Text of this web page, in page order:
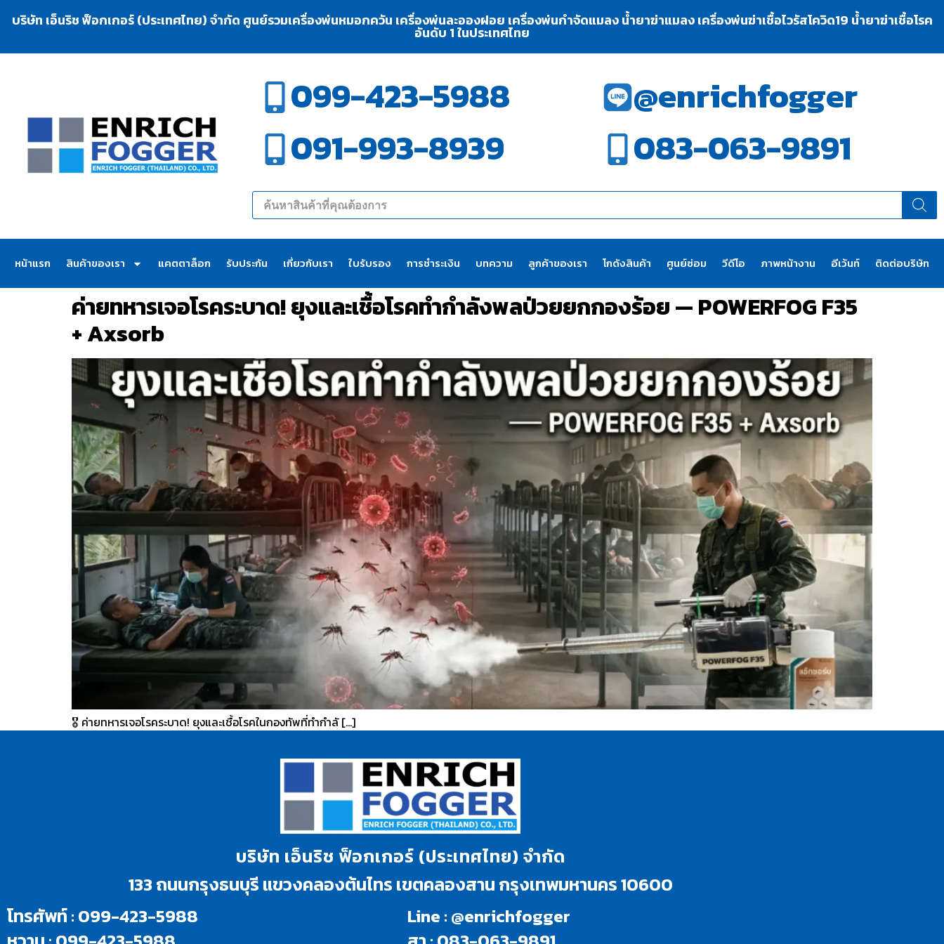
บริษัท เอ็นริช ฟ็อกเกอร์ (ประเทศไทย) จำกัด ศูนย์รวมเครื่องพ่นหมอกควัน เครื่องพ่นละอองฝอย เครื่องพ่นกำจัดแมลง น้ำยาฆ่าแมลง เครื่องพ่นฆ่าเชื้อไวรัสโควิด19 น้ำยาฆ่าเชื้อโรค
อันดับ 1 ในประเทศไทย
099-423-5988
091-993-8939
@enrichfogger
083-063-9891
หน้าแรก สินค้าของเรา แคตตาล็อก รับประกัน เกี่ยวกับเรา ใบรับรอง การชำระเงิน บทความ ลูกค้าของเรา โกดังสินค้า ศูนย์ซ่อม วีดีโอ ภาพหน้างาน อีเว้นท์ ติดต่อบริษัท
ค่ายทหารเจอโรคระบาด! ยุงและเชื้อโรคทำกำลังพลป่วยยกกองร้อย — POWERFOG F35
+ Axsorb
🎖️ ค่ายทหารเจอโรคระบาด! ยุงและเชื้อโรคในกองทัพที่ทำกำลั […]
บริษัท เอ็นริช ฟ็อกเกอร์ (ประเทศไทย) จำกัด
133 ถนนกรุงธนบุรี แขวงคลองต้นไทร เขตคลองสาน กรุงเทพมหานคร 10600
โทรศัพท์ : 099-423-5988
Line : @enrichfogger